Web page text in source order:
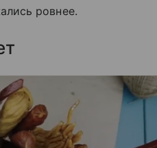
ровнее.